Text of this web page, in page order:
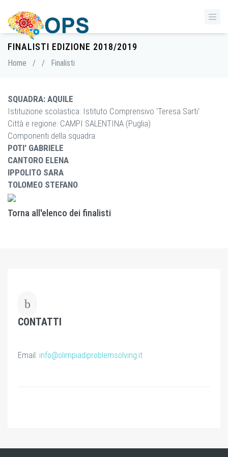
FINALISTI EDIZIONE 2018/2019
Home / / Finalisti
SQUADRA: AQUILE
Istituzione scolastica: Istituto Comprensivo 'Teresa Sarti'
Città e regione: CAMPI SALENTINA (Puglia)
Componenti della squadra:
POTI' GABRIELE
CANTORO ELENA
IPPOLITO SARA
TOLOMEO STEFANO
Torna all'elenco dei finalisti
CONTATTI
Email: info@olimpiadiproblemsolving.it